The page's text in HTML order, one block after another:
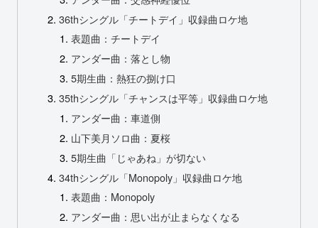
36thシングル「チートデイ」収録曲ロケ地
表題曲：チートデイ
アンダー曲：落とし物
5期生曲：熱狂の捌け口
35thシングル「チャンスは平等」収録曲ロケ地
アンダー曲：車道側
山下美月ソロ曲：夏桜
5期生曲「じゃあね」が切ない
34thシングル「Monopoly」収録曲ロケ地
表題曲：Monopoly
アンダー曲：思い出が止まらなくなる